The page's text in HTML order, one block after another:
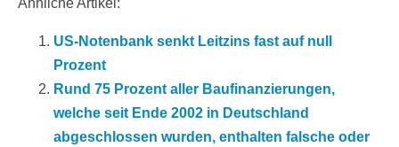
US-Notenbank senkt Leitzins fast auf null
Prozent
Rund 75 Prozent aller Baufinanzierungen,
welche seit Ende 2002 in Deutschland
abgeschlossen wurden, enthalten falsche oder